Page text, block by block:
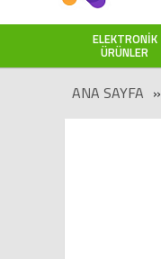
ELEKTRONIK
ÜRÜNLER
ANA SAYFA »